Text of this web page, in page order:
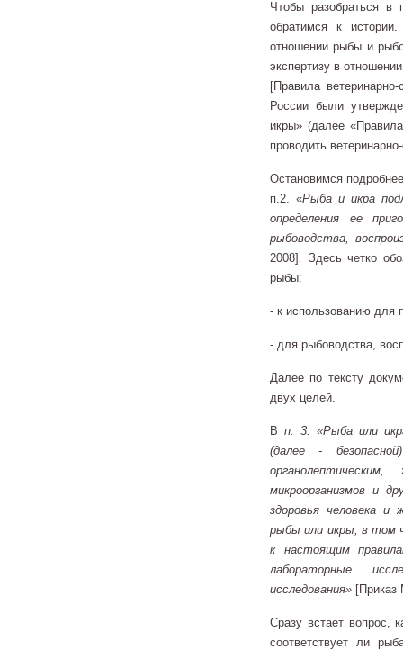
Чтобы разобраться в
обратимся к
отношении рыбы и
экспертизу в
[Правила
России были
икры» (далее
проводить
Остановимся
п.2. «Рыба и икра
определения ее
рыбоводства,
2008]. Здесь четко
рыбы:
- к использованию для
- для рыбоводства,
Далее по тексту
двух целей.
В п. 3. «Рыба или
(далее -
микроорганизмов и
здоровья человека
рыбы или икры, в том
к настоящим
лабораторные
исследования»
Сразу встает вопрос,
соответствует ли